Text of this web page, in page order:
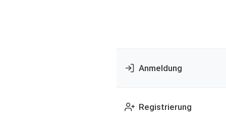
Anmeldung
Registrierung